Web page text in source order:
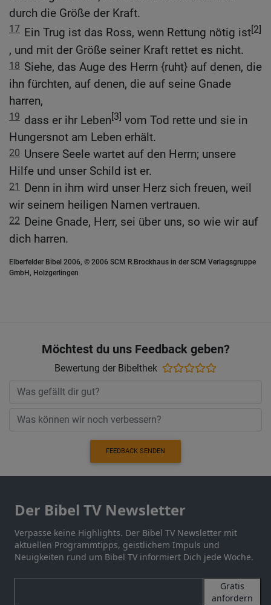
durch die Größe der Kraft.
17 Ein Trug ist das Ross, wenn Rettung nötig ist[2]
, und mit der Größe seiner Kraft rettet es nicht.
18 Siehe, das Auge des Herrn {ruht} auf denen, die
ihn fürchten, auf denen, die auf seine Gnade
harren,
19 dass er ihr Leben[3] vom Tod rette und sie in
Hungersnot am Leben erhält.
20 Unsere Seele wartet auf den Herrn; unsere
Hilfe und unser Schild ist er.
21 Denn in ihm wird unser Herz sich freuen, weil
wir seinem heiligen Namen vertrauen.
22 Deine Gnade, Herr, sei über uns, so wie wir auf
dich harren.
Elberfelder Bibel 2006, © 2006 SCM R.Brockhaus in der SCM Verlagsgruppe
GmbH, Holzgerlingen
Möchtest du uns Feedback geben?
Bewertung der Bibelthek
FEEDBACK SENDEN
Der Bibel TV Newsletter
Verpasse keine Highlights. Der Bibel TV Newsletter mit
aktuellen Programmtipps, geistlichem Impuls und
Neuigkeiten rund um Bibel TV informiert Dich jede Woche.
Gratis
anfordern